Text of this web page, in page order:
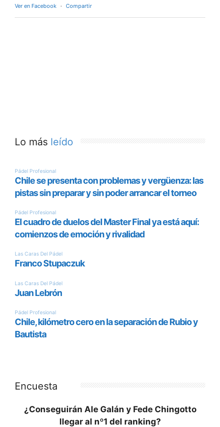
Ver en Facebook · Compartir
Lo más leído
Encuesta
¿Conseguirán Ale Galán y Fede Chingotto
llegar al nº1 del ranking?